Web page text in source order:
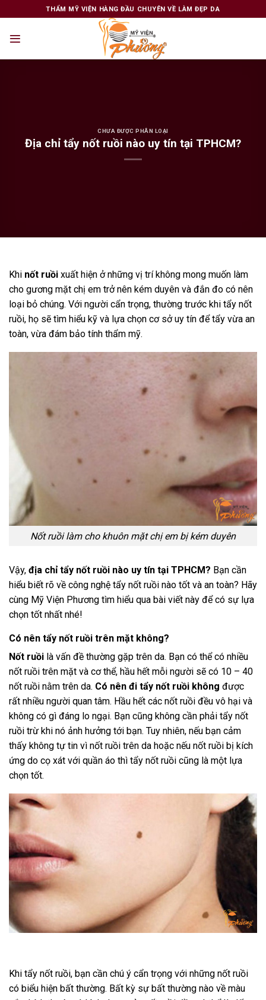
to
THẨM MỸ VIỆN HÀNG ĐẦU CHUYÊN VỀ LÀM ĐẸP DA
CHƯA ĐƯỢC PHÂN LOẠI
Địa chỉ tẩy nốt ruồi nào uy tín tại TPHCM?
Khi nốt ruồi xuất hiện ở những vị trí không mong muốn làm
cho gương mặt chị em trở nên kém duyên và đắn đo có nên
loại bỏ chúng. Với người cẩn trọng, thường trước khi tẩy nốt
ruồi, họ sẽ tìm hiểu kỹ và lựa chọn cơ sở uy tín để tẩy vừa an
toàn, vừa đám bảo tính thẩm mỹ.
Nốt ruồi làm cho khuôn mặt chị em bị kém duyên
Vậy, địa chỉ tẩy nốt ruồi nào uy tín tại TPHCM? Bạn cần
hiểu biết rõ về công nghệ tẩy nốt ruồi nào tốt và an toàn? Hãy
cùng Mỹ Viện Phương tìm hiểu qua bài viết này để có sự lựa
chọn tốt nhất nhé!
Có nên tẩy nốt ruồi trên mặt không?
Nốt ruồi là vấn đề thường gặp trên da. Bạn có thể có nhiều
nốt ruồi trên mặt và cơ thể, hầu hết mỗi người sẽ có 10 – 40
nốt ruồi nằm trên da. Có nên đi tẩy nốt ruồi không được
rất nhiều người quan tâm. Hầu hết các nốt ruồi đều vô hại và
không có gì đáng lo ngại. Bạn cũng không cần phải tẩy nốt
ruồi trừ khi nó ảnh hưởng tới bạn. Tuy nhiên, nếu bạn cảm
thấy không tự tin vì nốt ruồi trên da hoặc nếu nốt ruồi bị kích
ứng do cọ xát với quần áo thì tẩy nốt ruồi cũng là một lựa
chọn tốt.
Khi tẩy nốt ruồi, bạn cần chú ý cẩn trọng với những nốt ruồi
có biểu hiện bất thường. Bất kỳ sự bất thường nào về màu